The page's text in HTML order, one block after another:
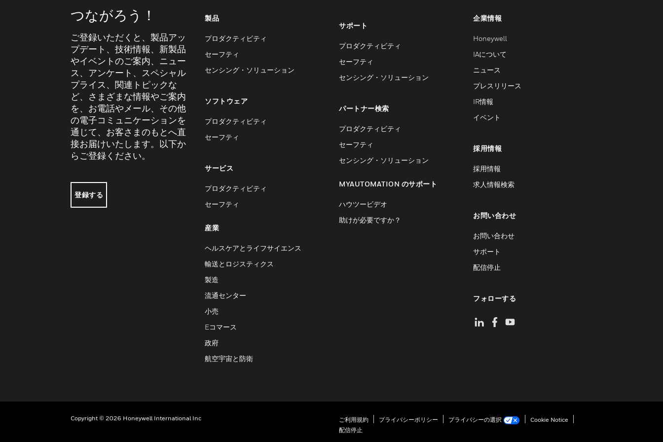
つながろう！
ご登録いただくと、製品アッ
プデート、技術情報、新製品
やイベントのご案内、ニュー
ス、アンケート、スペシャル
プライス、関連トピックな
ど、さまざまな情報やご案内
を、お電話やメール、その他
の電子コミュニケーションを
通じて、お客さまのもとへ直
接お届けいたします。以下か
らご登録ください。
登録する
製品
プロダクティビティ
セーフティ
センシング・ソリューション
ソフトウェア
プロダクティビティ
セーフティ
サービス
プロダクティビティ
セーフティ
産業
ヘルスケアとライフサイエンス
輸送とロジスティクス
製造
流通センター
小売
Eコマース
政府
航空宇宙と防衛
サポート
プロダクティビティ
セーフティ
センシング・ソリューション
パートナー検索
プロダクティビティ
セーフティ
センシング・ソリューション
MYAUTOMATION のサポート
ハウツービデオ
助けが必要ですか？
企業情報
Honeywell
IAについて
ニュース
プレスリリース
IR情報
イベント
採用情報
採用情報
求人情報検索
お問い合わせ
お問い合わせ
サポート
配信停止
フォローする
Copyright © 2026 Honeywell International Inc ご利用規約 プライバシーポリシー プライバシーの選択
Cookie Notice
配信停止